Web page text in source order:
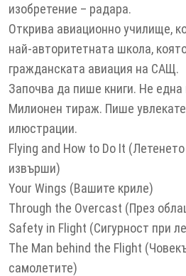
изобретение – радара.
Открива авиационно училище,
най-авторитетната школа,
гражданската авиация на САЩ.
Започва да пише книги. Не една
Милионен тираж. Пише
илюстрации.
Flying and How to Do It
извърши)
Your Wings (Вашите криле)
Through the Overcast (През
Safety in Flight (Сигурност при
The Man behind the Flight
самолетите)